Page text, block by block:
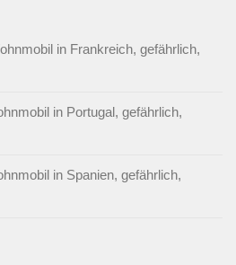
in Frankreich, gefährlich,
in Portugal, gefährlich,
in Spanien, gefährlich,